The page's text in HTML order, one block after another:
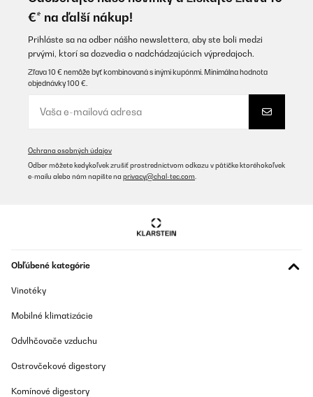
€* na ďalší nákup!
Prihláste sa na odber nášho newslettera, aby ste boli medzi
prvými, ktorí sa dozvedia o nadchádzajúcich výpredajoch.
Zľava 10 € nemôže byť kombinovaná s inými kupónmi. Minimálna hodnota
objednávky 100 €.
Ochrana osobných údajov
Odber môžete kedykoľvek zrušiť prostredníctvom odkazu v pätičke ktoréhokoľvek
e-mailu alebo nám napíšte na privacy@chal-tec.com
Obľúbené kategórie
Vinotéky
Mobilné klimatizácie
Odvlhčovače vzduchu
Ostrovčekové digestory
Komínové digestory